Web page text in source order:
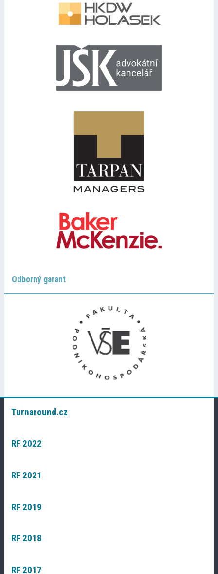
Odborný garant
Turnaround.cz
RF 2022
RF 2021
RF 2019
RF 2018
RF 2017